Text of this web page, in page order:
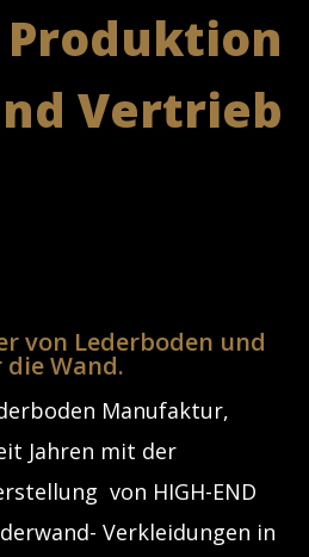
Produktion
Vertrieb
von Lederboden und
Wand.
Manufaktur,
Jahren mit der
von HIGH-END
Verkleidungen in